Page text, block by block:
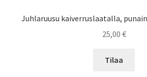
Juhlaruusu kaiverruslaatalla,
25,00 €
Tilaa